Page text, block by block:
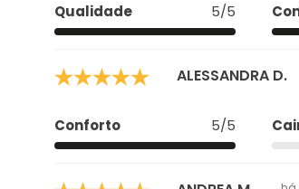
Qualidade 5/5
ALESSANDRA D.
Conforto 5/5